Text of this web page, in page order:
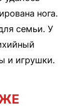
нога.
семьи. У
и игрушки.